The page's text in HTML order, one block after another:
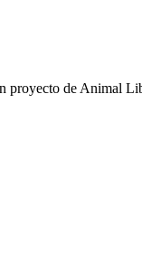
proyecto de Animal